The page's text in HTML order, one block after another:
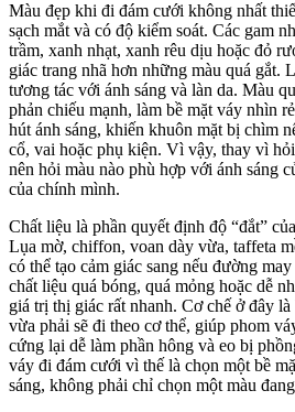
Màu đẹp khi đi đám cưới không nhất
sạch mắt và có độ kiểm soát. Các gam
trầm, xanh nhạt, xanh rêu dịu hoặc đỏ
giác trang nhã hơn những màu quá gắt.
tương tác với ánh sáng và làn da. Màu
phản chiếu mạnh, làm bề mặt váy nhìn
hút ánh sáng, khiến khuôn mặt bị chìm
cổ, vai hoặc phụ kiện. Vì vậy, thay vì
nên hỏi màu nào phù hợp với ánh sáng
của chính mình.
Chất liệu là phần quyết định độ “đắt”
Lụa mờ, chiffon, voan dày vừa, taffeta
có thể tạo cảm giác sang nếu đường
chất liệu quá bóng, quá mỏng hoặc dễ
giá trị thị giác rất nhanh. Cơ chế ở đây
vừa phải sẽ đi theo cơ thể, giúp phom
cứng lại dễ làm phần hông và eo bị
váy đi đám cưới vì thế là chọn một bề
sáng, không phải chỉ chọn một màu